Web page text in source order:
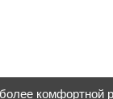
комфортной